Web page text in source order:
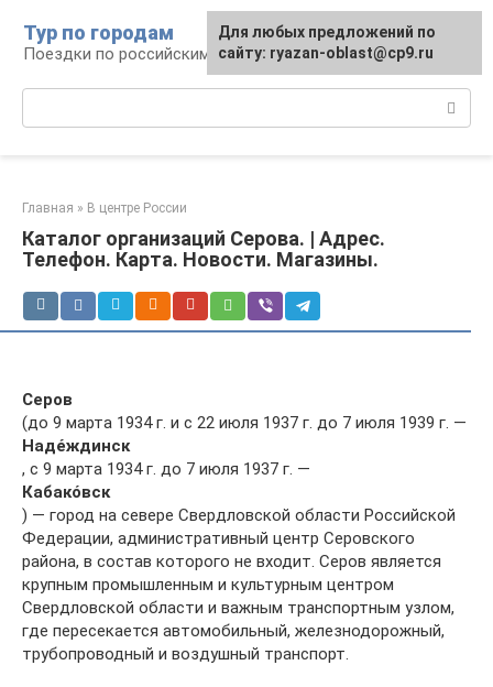
контенту
Тур по городам
Поездки по российским городам
Главная » В центре России
Каталог организаций Серова. | Адрес.
Телефон. Карта. Новости. Магазины.
Серов
(до 9 марта 1934 г. и с 22 июля 1937 г. до 7 июля 1939 г. —
Надéждинск
, с 9 марта 1934 г. до 7 июля 1937 г. —
Кабакóвск
) — город на севере Свердловской области Российской
Федерации, административный центр Серовского
района, в состав которого не входит. Серов является
крупным промышленным и культурным центром
Свердловской области и важным транспортным узлом,
где пересекается автомобильный, железнодорожный,
трубопроводный и воздушный транспорт.
Для любых предложений по
сайту: ryazan-oblast@cp9.ru